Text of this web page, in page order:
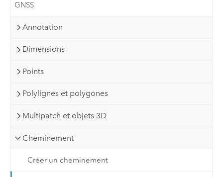
GNSS
Annotation
Dimensions
Points
Polylignes et polygones
Multipatch et objets 3D
Cheminement
Créer un cheminement